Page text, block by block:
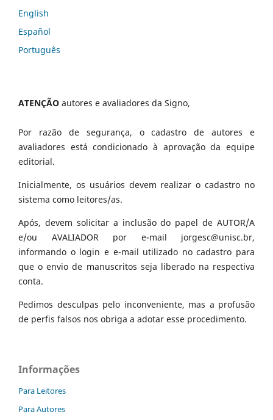
English
Español
Português
ATENÇÃO autores e avaliadores da Signo,
Por razão de segurança, o cadastro de autores e
avaliadores está condicionado à aprovação da equipe
editorial.
Inicialmente, os usuários devem realizar o cadastro no
sistema como leitores/as.
Após, devem solicitar a inclusão do papel de AUTOR/A
e/ou AVALIADOR por e-mail jorgesc@unisc.br,
informando o login e e-mail utilizado no cadastro para
que o envio de manuscritos seja liberado na respectiva
conta.
Pedimos desculpas pelo inconveniente, mas a profusão
de perfis falsos nos obriga a adotar esse procedimento.
Informações
Para Leitores
Para Autores